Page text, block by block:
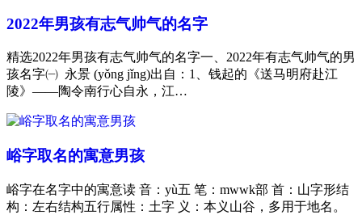
2022年男孩有志气帅气的名字
精选2022年男孩有志气帅气的名字一、2022年有志气帅气的男
孩名字㈠ 永景 (yǒng jǐng)出自：1、钱起的《送马明府赴江
陵》——陶令南行心自永，江…
峪字取名的寓意男孩
峪字在名字中的寓意读 音：yù五 笔：mwwk部 首：山字形结
构：左右结构五行属性：土字 义：本义山谷，多用于地名。